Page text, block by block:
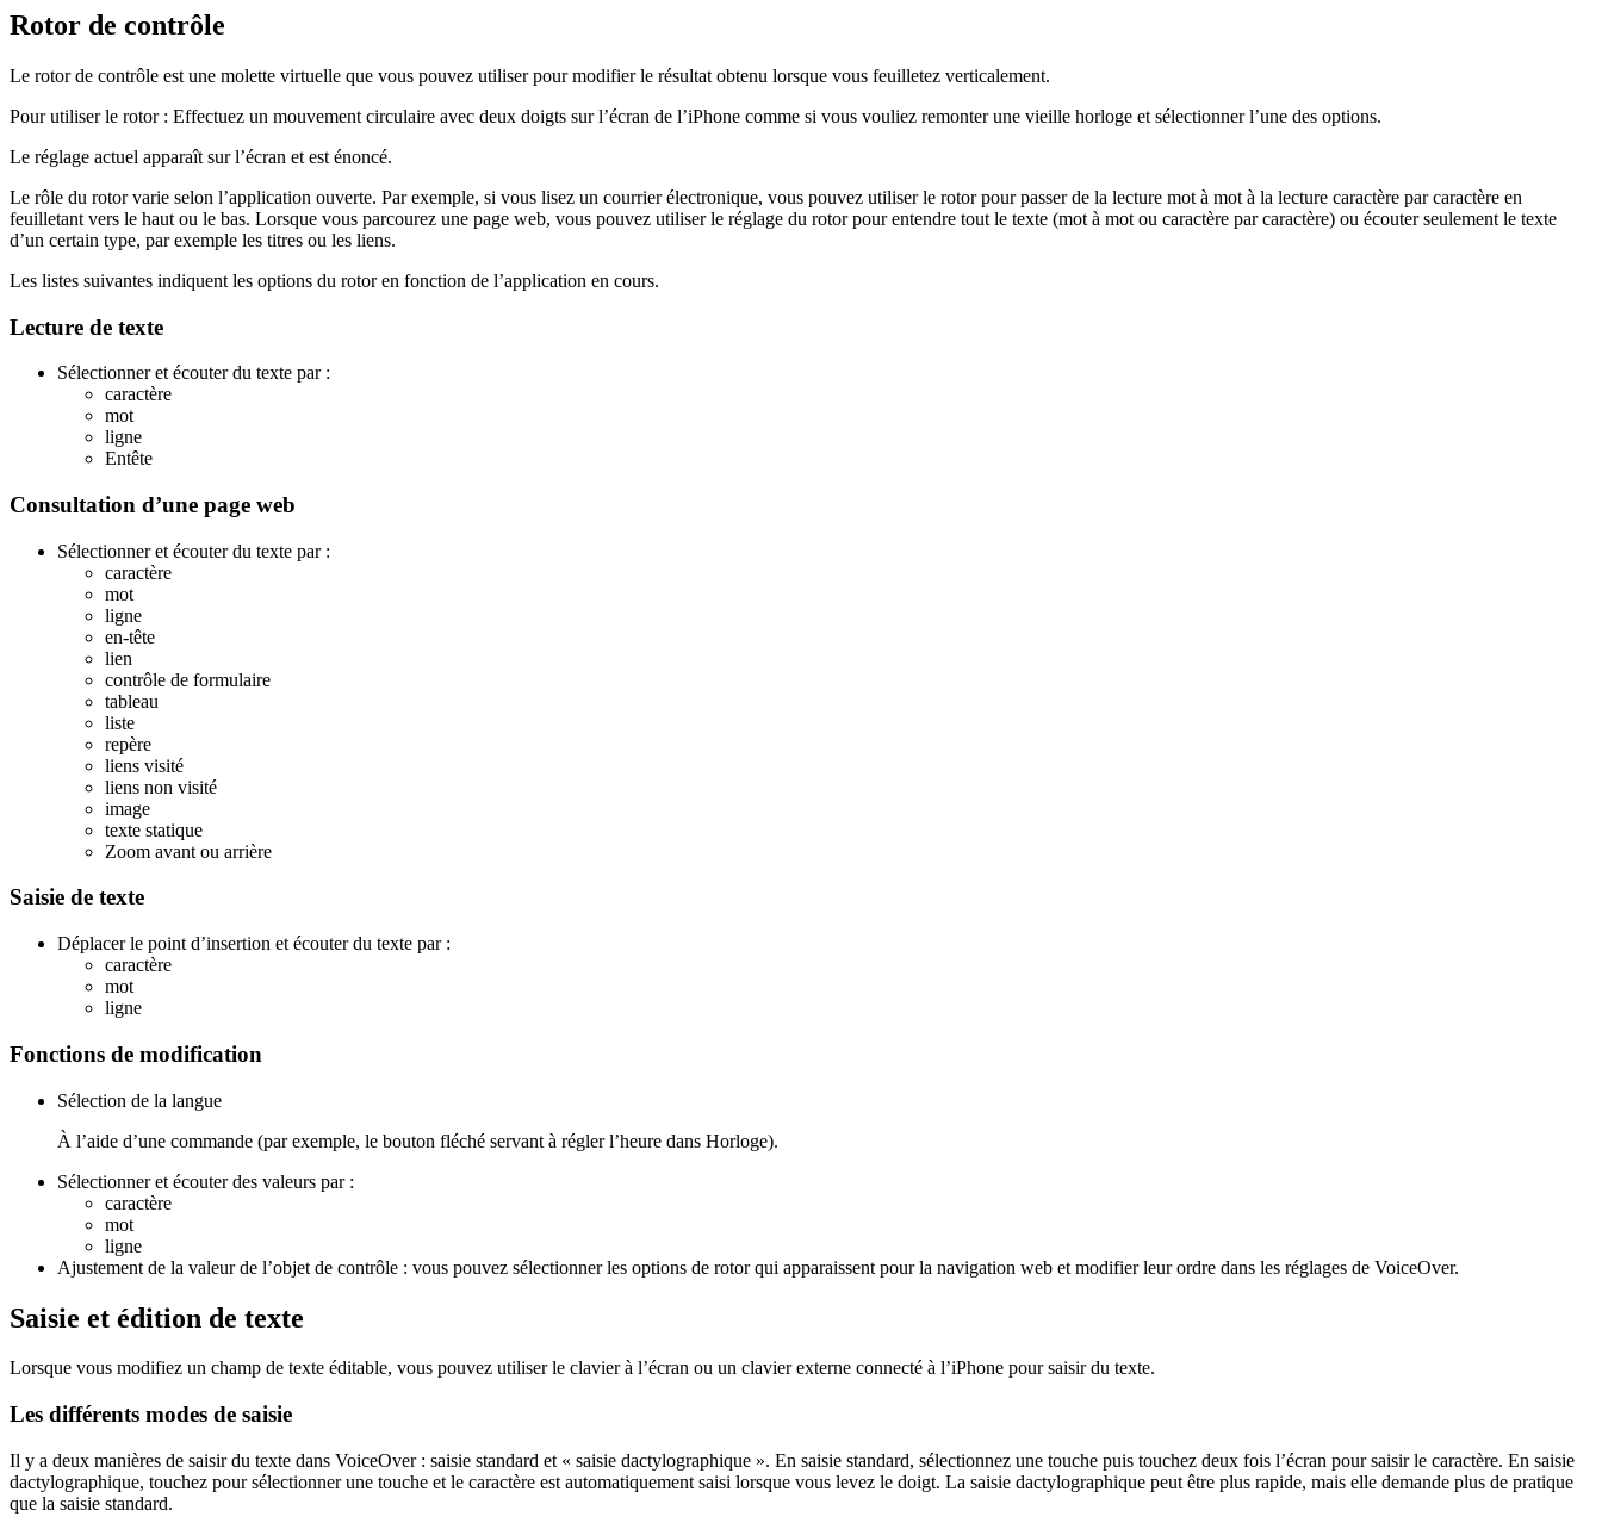
Rotor de contrôle
Le rotor de contrôle est une molette virtuelle que vous pouvez utiliser pour modifier le résultat obtenu lorsque vous feuilletez verticalement.
Pour utiliser le rotor : Effectuez un mouvement circulaire avec deux doigts sur l’écran de l’iPhone comme si vous vouliez remonter une vieille horloge et sélectionner l’une des options.
Le réglage actuel apparaît sur l’écran et est énoncé.
Le rôle du rotor varie selon l’application ouverte. Par exemple, si vous lisez un courrier électronique, vous pouvez utiliser le rotor pour passer de la lecture mot à mot à la lecture caractère par caractère en
feuilletant vers le haut ou le bas. Lorsque vous parcourez une page web, vous pouvez utiliser le réglage du rotor pour entendre tout le texte (mot à mot ou caractère par caractère) ou écouter seulement le texte
d’un certain type, par exemple les titres ou les liens.
Les listes suivantes indiquent les options du rotor en fonction de l’application en cours.
Lecture de texte
Sélectionner et écouter du texte par :
caractère
mot
ligne
Entête
Consultation d’une page web
Sélectionner et écouter du texte par :
caractère
mot
ligne
en-tête
lien
contrôle de formulaire
tableau
liste
repère
liens visité
liens non visité
image
texte statique
Zoom avant ou arrière
Saisie de texte
Déplacer le point d’insertion et écouter du texte par :
caractère
mot
ligne
Fonctions de modification
Sélection de la langue
À l’aide d’une commande (par exemple, le bouton fléché servant à régler l’heure dans Horloge).
Sélectionner et écouter des valeurs par :
caractère
mot
ligne
Ajustement de la valeur de l’objet de contrôle : vous pouvez sélectionner les options de rotor qui apparaissent pour la navigation web et modifier leur ordre dans les réglages de VoiceOver.
Saisie et édition de texte
Lorsque vous modifiez un champ de texte éditable, vous pouvez utiliser le clavier à l’écran ou un clavier externe connecté à l’iPhone pour saisir du texte.
Les différents modes de saisie
Il y a deux manières de saisir du texte dans VoiceOver : saisie standard et « saisie dactylographique ». En saisie standard, sélectionnez une touche puis touchez deux fois l’écran pour saisir le caractère. En saisie
dactylographique, touchez pour sélectionner une touche et le caractère est automatiquement saisi lorsque vous levez le doigt. La saisie dactylographique peut être plus rapide, mais elle demande plus de pratique
que la saisie standard.